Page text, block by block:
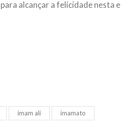
alcançar a felicidade nesta e
imam ali imamato